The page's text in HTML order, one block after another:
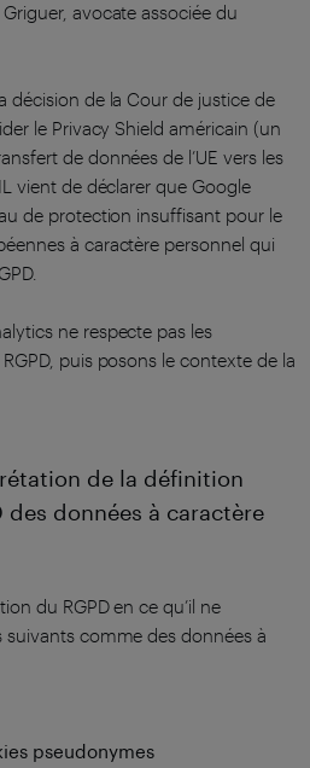
avocate associée du
décision de la Cour de justice de
le Privacy Shield américain (un
de données de l’UE vers les
vient de déclarer que Google
de protection insuffisant pour le
à caractère personnel qui
ne respecte pas les
puis posons le contexte de la
de la définition
des données à caractère
du RGPD en ce qu’il ne
suivants comme des données à
pseudonymes